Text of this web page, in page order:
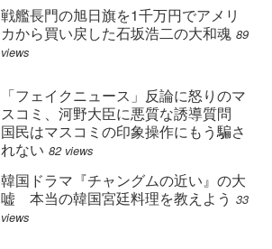
戦艦長門の旭日旗を1千万円でアメリ
カから買い戻した石坂浩二の大和魂 89
views
「フェイクニュース」反論に怒りのマ
スコミ、河野大臣に悪質な誘導質問
国民はマスコミの印象操作にもう騙さ
れない 82 views
韓国ドラマ『チャングムの近い』の大
嘘 本当の韓国宮廷料理を教えよう 33
views